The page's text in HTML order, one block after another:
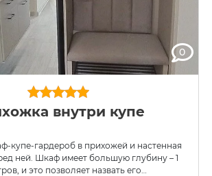
0
внутри купе
купе-гардероб в прихожей и настенная
ней. Шкаф имеет большую глубину – 1
и это позволяет назвать его